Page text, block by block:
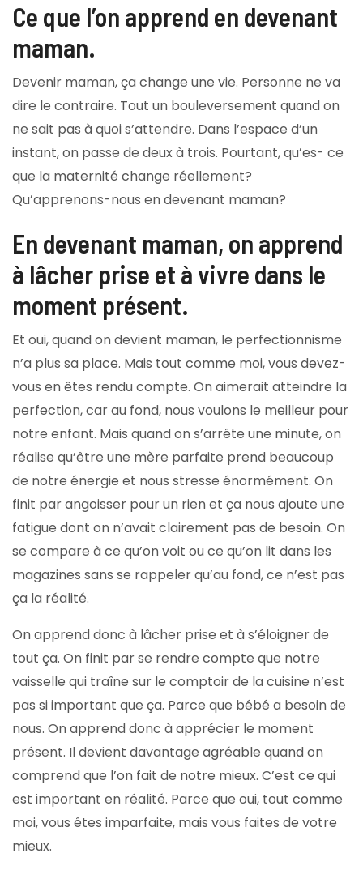
Ce que l’on apprend en devenant
maman.
Devenir maman, ça change une vie. Personne ne va
dire le contraire. Tout un bouleversement quand on
ne sait pas à quoi s’attendre. Dans l’espace d’un
instant, on passe de deux à trois. Pourtant, qu’es- ce
que la maternité change réellement?
Qu’apprenons-nous en devenant maman?
En devenant maman, on apprend
à lâcher prise et à vivre dans le
moment présent.
Et oui, quand on devient maman, le perfectionnisme
n’a plus sa place. Mais tout comme moi, vous devez-
vous en êtes rendu compte. On aimerait atteindre la
perfection, car au fond, nous voulons le meilleur pour
notre enfant. Mais quand on s’arrête une minute, on
réalise qu’être une mère parfaite prend beaucoup
de notre énergie et nous stresse énormément. On
finit par angoisser pour un rien et ça nous ajoute une
fatigue dont on n’avait clairement pas de besoin. On
se compare à ce qu’on voit ou ce qu’on lit dans les
magazines sans se rappeler qu’au fond, ce n’est pas
ça la réalité.
On apprend donc à lâcher prise et à s’éloigner de
tout ça. On finit par se rendre compte que notre
vaisselle qui traîne sur le comptoir de la cuisine n’est
pas si important que ça. Parce que bébé a besoin de
nous. On apprend donc à apprécier le moment
présent. Il devient davantage agréable quand on
comprend que l’on fait de notre mieux. C’est ce qui
est important en réalité. Parce que oui, tout comme
moi, vous êtes imparfaite, mais vous faites de votre
mieux.